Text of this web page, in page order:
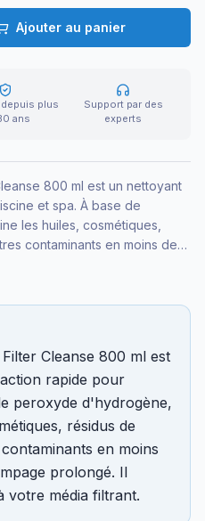
Ajouter au panier
plus
ans
Support par des
experts
800 ml est un nettoyant
et spa. À base de
les huiles, cosmétiques,
contaminants en moins de
Cleanse 800 ml est
rapide pour
peroxyde d'hydrogène,
résidus de
en moins
prolongé. Il
votre média filtrant.